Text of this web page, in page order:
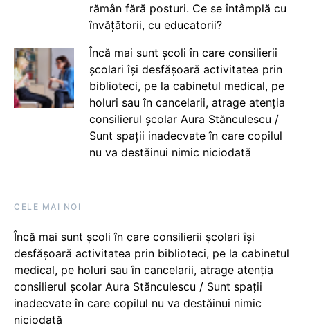
rămân fără posturi. Ce se întâmplă cu
învățătorii, cu educatorii?
Încă mai sunt școli în care consilierii
școlari își desfășoară activitatea prin
biblioteci, pe la cabinetul medical, pe
holuri sau în cancelarii, atrage atenția
consilierul școlar Aura Stănculescu /
Sunt spații inadecvate în care copilul
nu va destăinui nimic niciodată
CELE MAI NOI
Încă mai sunt școli în care consilierii școlari își
desfășoară activitatea prin biblioteci, pe la cabinetul
medical, pe holuri sau în cancelarii, atrage atenția
consilierul școlar Aura Stănculescu / Sunt spații
inadecvate în care copilul nu va destăinui nimic
niciodată